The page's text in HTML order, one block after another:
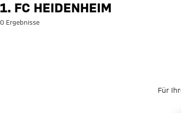
Suche: 1. FC Heidenheim
1. FC HEIDENHEIM
0 Ergebnisse
Für